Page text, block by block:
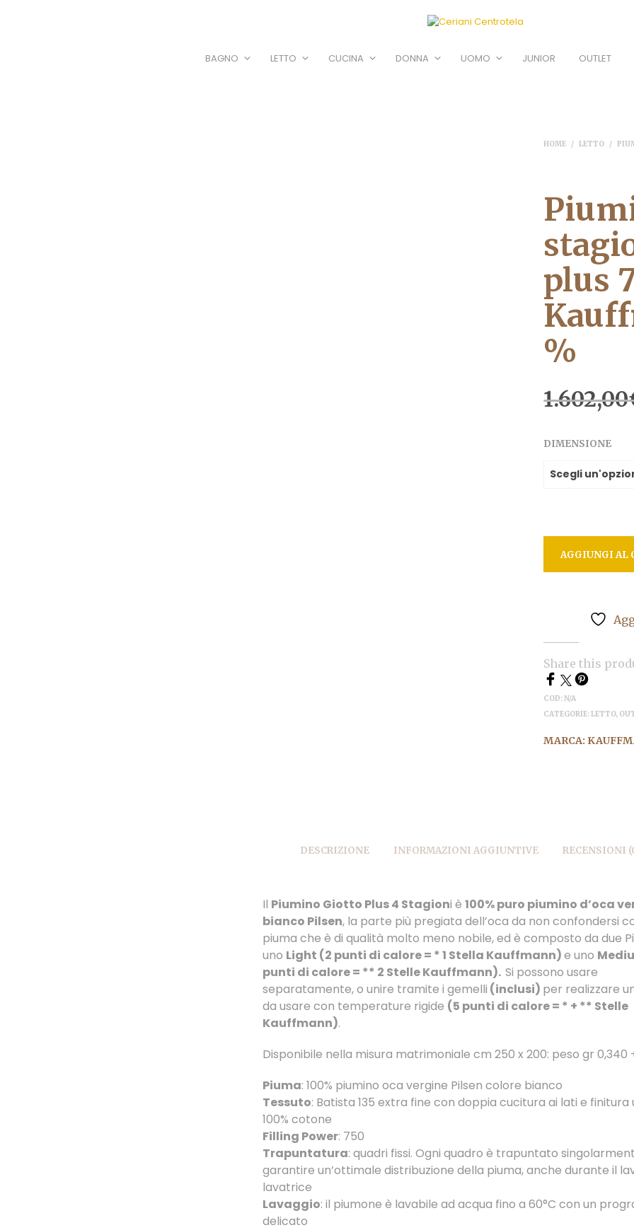
BAGNO LETTO CUCINA DONNA UOMO JUNIOR OUTLET
HOME / LETTO /
plus
%
1.602,00
DIMENSIONE
AGGIUNGI AL
Share this
COD:N/A
CATEGORIE:LETTO,
MARCA:
DESCRIZIONE INFORMAZIONI AGGIUNTIVE RECENSIONI
Il Piumino Giotto Plus 4 Stagioni è 100% puro piumino d’oca
bianco Pilsen, la parte più pregiata dell’oca da non confondersi
piuma che è di qualità molto meno nobile, ed è composto da due
uno Light (2 punti di calore = * 1 Stella Kauffmann)e uno
punti di calore = ** 2 Stelle Kauffmann). Si possono usare
separatamente, o unire tramite i gemelli (inclusi) per realizzare
da usare con temperature rigide (5 punti di calore = * + ** Stelle
Kauffmann).
Disponibile nella misura matrimoniale cm 250 x 200: peso gr 0,340
Piuma: 100% piumino oca vergine Pilsen colore bianco
Tessuto: Batista 135 extra fine con doppia cucitura ai lati e
100% cotone
Filling Power: 750
Trapuntatura: quadri fissi. Ogni quadro è trapuntato
garantire un’ottimale distribuzione della piuma, anche durante il
lavatrice
Lavaggio: il piumone è lavabile ad acqua fino a 60°C con un
delicato